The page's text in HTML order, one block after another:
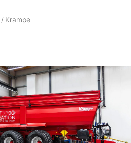
/ Krampe